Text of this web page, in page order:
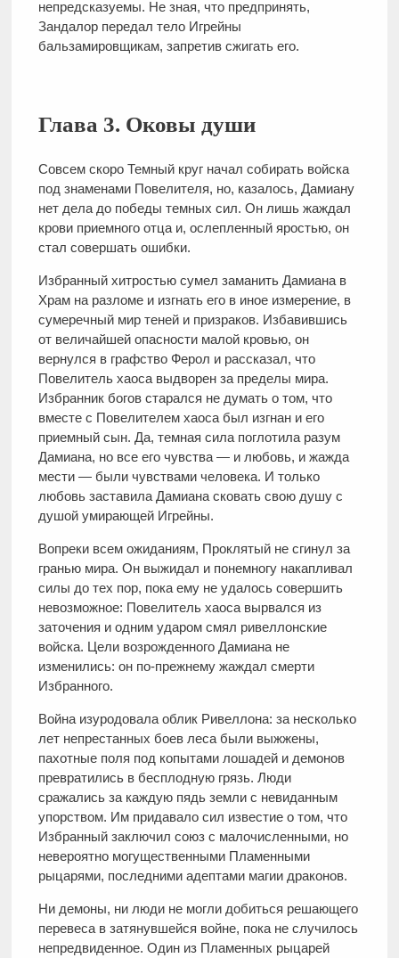
непредсказуемы. Не зная, что предпринять,
Зандалор передал тело Игрейны
бальзамировщикам, запретив сжигать его.
Глава 3. Оковы души
Совсем скоро Темный круг начал собирать войска
под знаменами Повелителя, но, казалось, Дамиану
нет дела до победы темных сил. Он лишь жаждал
крови приемного отца и, ослепленный яростью, он
стал совершать ошибки.
Избранный хитростью сумел заманить Дамиана в
Храм на разломе и изгнать его в иное измерение, в
сумеречный мир теней и призраков. Избавившись
от величайшей опасности малой кровью, он
вернулся в графство Ферол и рассказал, что
Повелитель хаоса выдворен за пределы мира.
Избранник богов старался не думать о том, что
вместе с Повелителем хаоса был изгнан и его
приемный сын. Да, темная сила поглотила разум
Дамиана, но все его чувства — и любовь, и жажда
мести — были чувствами человека. И только
любовь заставила Дамиана сковать свою душу с
душой умирающей Игрейны.
Вопреки всем ожиданиям, Проклятый не сгинул за
гранью мира. Он выжидал и понемногу накапливал
силы до тех пор, пока ему не удалось совершить
невозможное: Повелитель хаоса вырвался из
заточения и одним ударом смял ривеллонские
войска. Цели возрожденного Дамиана не
изменились: он по-прежнему жаждал смерти
Избранного.
Война изуродовала облик Ривеллона: за несколько
лет непрестанных боев леса были выжжены,
пахотные поля под копытами лошадей и демонов
превратились в бесплодную грязь. Люди
сражались за каждую пядь земли с невиданным
упорством. Им придавало сил известие о том, что
Избранный заключил союз с малочисленными, но
невероятно могущественными Пламенными
рыцарями, последними адептами магии драконов.
Ни демоны, ни люди не могли добиться решающего
перевеса в затянувшейся войне, пока не случилось
непредвиденное. Один из Пламенных рыцарей